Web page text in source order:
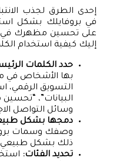
إحدى الطرق لجذب
في بروفايلك بشكل
على تحسين مظهرك في
إليك كيفية استخدام
حدد الكلمات
بها الأشخاص في
التسويق الرقمي،
البيانات”،
وسائل التواصل
دمجها بشكل
وصفك وسمات
ذلك بشكل طبيعي
تحديد الفئات: